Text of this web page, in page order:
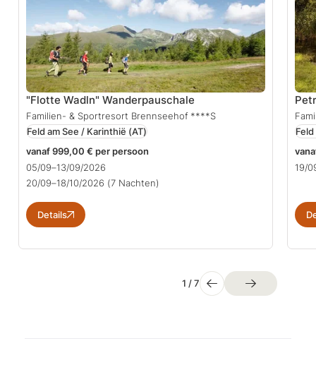
"Flotte Wadln" Wanderpauschale
Familien- & Sportresort Brennseehof ****S
Feld am See / Karinthië (AT)
vanaf 999,00 € per persoon
05/09–13/09/2026
20/09–18/10/2026 (7 Nachten)
Details
19/
1 /7